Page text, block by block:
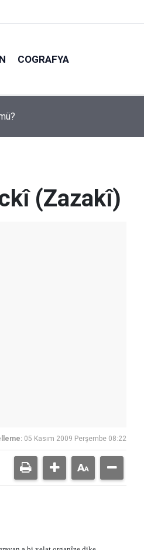
COGRAFYA
(Zazakî)
05 Kasım 2009 Perşembe 08:22